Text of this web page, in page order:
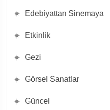
Edebiyattan Sinemaya
Etkinlik
Gezi
Görsel Sanatlar
Güncel